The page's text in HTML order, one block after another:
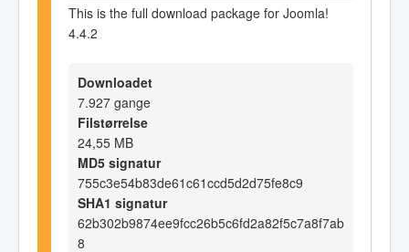
This is the full download package for Joomla!
4.4.2
Downloadet
7.927 gange
Filstørrelse
24,55 MB
MD5 signatur
755c3e54b83de61c61ccd5d2d75fe8c9
SHA1 signatur
62b302b9874ee9fcc26b5c6fd2a82f5c7a8f7ab
8